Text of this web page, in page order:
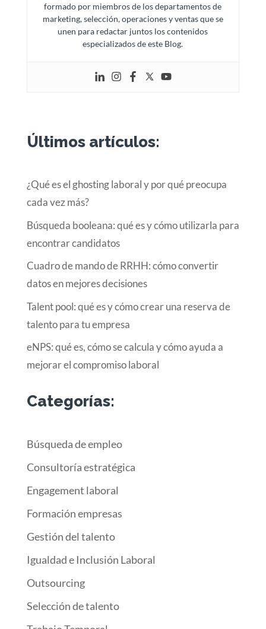
formado por miembros de los departamentos de
marketing, selección, operaciones y ventas que se
unen para redactar juntos los contenidos
especializados de este Blog.
Últimos artículos:
¿Qué es el ghosting laboral y por qué preocupa
cada vez más?
Búsqueda booleana: qué es y cómo utilizarla para
encontrar candidatos
Cuadro de mando de RRHH: cómo convertir
datos en mejores decisiones
Talent pool: qué es y cómo crear una reserva de
talento para tu empresa
eNPS: qué es, cómo se calcula y cómo ayuda a
mejorar el compromiso laboral
Categorías:
Búsqueda de empleo
Consultoría estratégica
Engagement laboral
Formación empresas
Gestión del talento
Igualdad e Inclusión Laboral
Outsourcing
Selección de talento